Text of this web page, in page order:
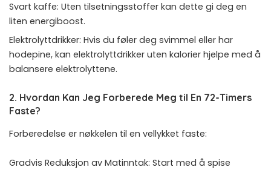
Svart kaffe: Uten tilsetningsstoffer kan dette gi deg en
liten energiboost.
Elektrolyttdrikker: Hvis du føler deg svimmel eller har
hodepine, kan elektrolyttdrikker uten kalorier hjelpe med å
balansere elektrolyttene.
2. Hvordan Kan Jeg Forberede Meg til En 72-Timers
Faste?
Forberedelse er nøkkelen til en vellykket faste:
Gradvis Reduksjon av Matinntak: Start med å spise